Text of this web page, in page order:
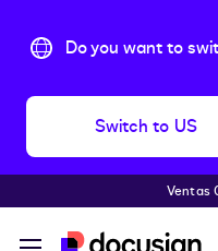
Do you want to
Switch to US
Accede al contenidoVentas